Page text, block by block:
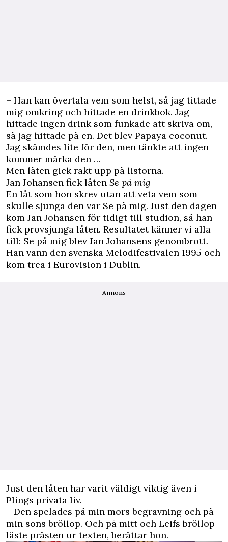
– Han kan övertala vem som helst, så jag tittade
mig omkring och hittade en drinkbok. Jag
hittade ingen drink som funkade att skriva om,
så jag hittade på en. Det blev Papaya coconut.
Jag skämdes lite för den, men tänkte att ingen
kommer märka den …
Men låten gick rakt upp på listorna.
Jan Johansen fick låten Se på mig
En låt som hon skrev utan att veta vem som
skulle sjunga den var Se på mig. Just den dagen
kom Jan Johansen för tidigt till studion, så han
fick provsjunga låten. Resultatet känner vi alla
till: Se på mig blev Jan Johansens genombrott.
Han vann den svenska Melodifestivalen 1995 och
kom trea i Eurovision i Dublin.
Annons
Just den låten har varit väldigt viktig även i
Plings privata liv.
– Den spelades på min mors begravning och på
min sons bröllop. Och på mitt och Leifs bröllop
läste prästen ur texten, berättar hon.